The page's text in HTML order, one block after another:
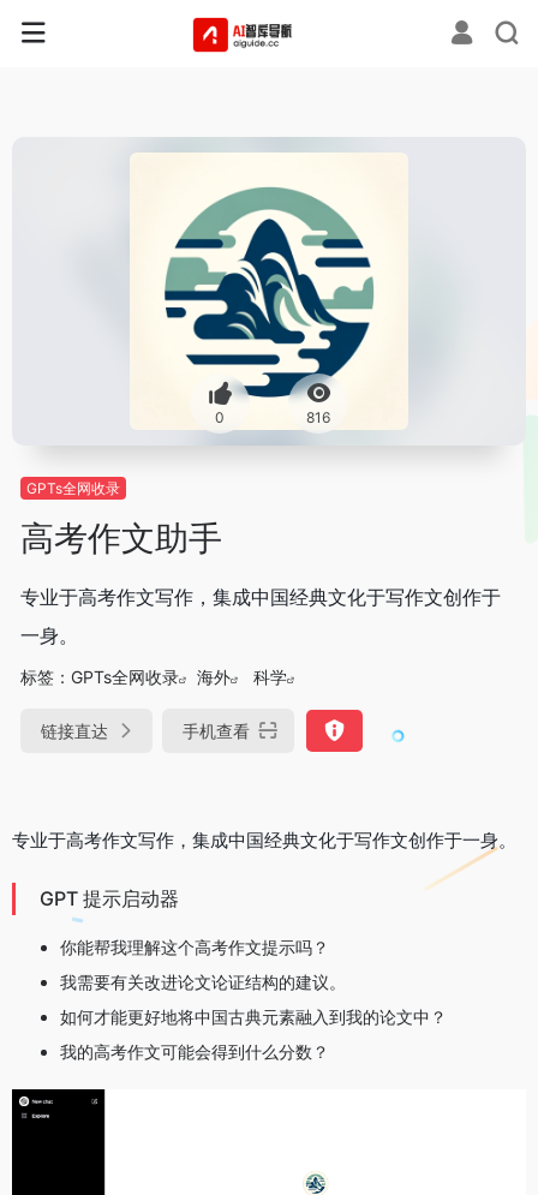
0 816
GPTs全网收录
高考作文助手
专业于高考作文写作，集成中国经典文化于写作文创作于
一身。
标签： GPTs全网收录 海外 科学
链接直达 手机查看
专业于高考作文写作，集成中国经典文化于写作文创作于一身。
GPT 提示启动器
你能帮我理解这个高考作文提示吗？
我需要有关改进论文论证结构的建议。
如何才能更好地将中国古典元素融入到我的论文中？
我的高考作文可能会得到什么分数？